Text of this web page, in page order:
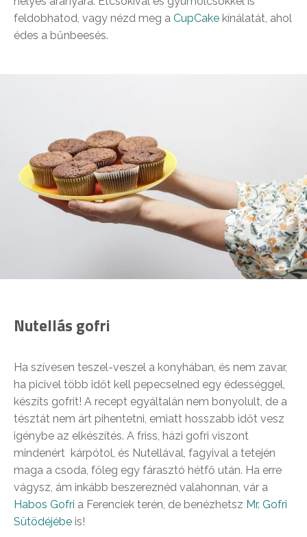
feldobhatod, vagy nézd meg a CupCake kínálatát, ahol
édes a bűnbeesés.
Nutellás gofri
Ha szívesen teszel-veszel a konyhában, és nem zavar,
ha picivel több időt kell pepecselned egy édességgel,
készíts gofrit! A recept egyáltalán nem bonyolult, de a
tésztát nem árt pihentetni, emiatt hosszabb időt vesz
igénybe az elkészítés. A friss, házi gofri viszont
mindenért kárpótol, és Nutellával, fagyival a tetején
maga a csoda, főleg egy fárasztó hétfő után. Ha erre
vágysz, ám inkább beszereznéd valahonnan, vár a
Habos Gofri a Ferenciek terén, de benézhetsz Mr. Gofri
Sütödéjébe is!